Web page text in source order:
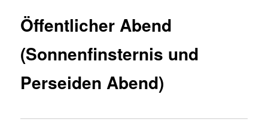
Öffentlicher Abend
(Sonnenfinsternis und
Perseiden Abend)